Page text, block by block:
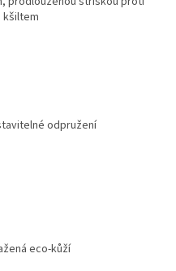
kšiltem
odpružení
eco-kůží